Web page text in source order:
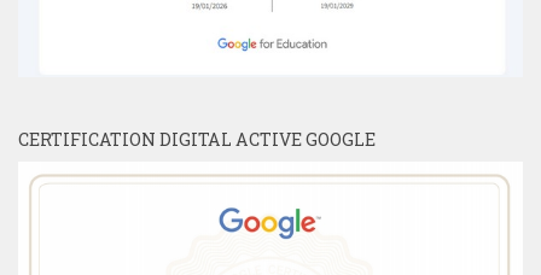
CERTIFICATION DIGITAL ACTIVE GOOGLE